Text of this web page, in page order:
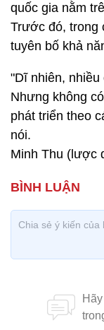
quốc gia nằm
Trước đó, trong
tuyên bố khả
"Dĩ nhiên,
Nhưng không
phát triển theo
nói.
Minh Thu (lược